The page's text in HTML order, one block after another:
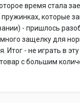
время стала
пружинках, которые
- пришлось
защелку для
Итог - не играть в
с большим